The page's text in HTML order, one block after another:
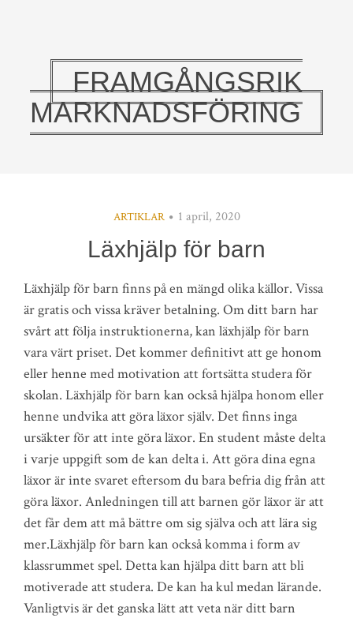
FRAMGÅNGSRIK
MARKNADSFÖRING
ARTIKLAR 1 april, 2020
Läxhjälp för barn
Läxhjälp för barn finns på en mängd olika källor. Vissa
är gratis och vissa kräver betalning. Om ditt barn har
svårt att följa instruktionerna, kan läxhjälp för barn
vara värt priset. Det kommer definitivt att ge honom
eller henne med motivation att fortsätta studera för
skolan. Läxhjälp för barn kan också hjälpa honom eller
henne undvika att göra läxor själv. Det finns inga
ursäkter för att inte göra läxor. En student måste delta
i varje uppgift som de kan delta i. Att göra dina egna
läxor är inte svaret eftersom du bara befria dig från att
göra läxor. Anledningen till att barnen gör läxor är att
det får dem att må bättre om sig själva och att lära sig
mer.Läxhjälp för barn kan också komma i form av
klassrummet spel. Detta kan hjälpa ditt barn att bli
motiverade att studera. De kan ha kul medan lärande.
Vanligtvis är det ganska lätt att veta när ditt barn